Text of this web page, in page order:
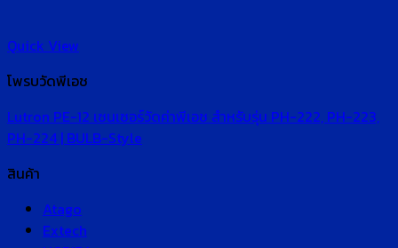
Quick View
โพรบวัดพีเอช
Lutron PE-12 เซนเซอร์วัดค่าพีเอช สำหรับรุ่น PH-222, PH-223,
PH-224 | BULB-Style
สินค้า
Atago
Extech